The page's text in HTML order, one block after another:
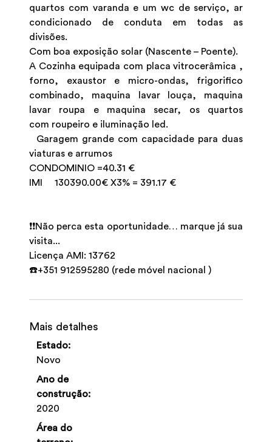
quartos com varanda e um wc de serviço, ar
condicionado de conduta em todas as
divisões.
Com boa exposição solar (Nascente – Poente).
A Cozinha equipada com placa vitrocerâmica ,
forno, exaustor e micro-ondas, frigorifico
combinado, maquina lavar louça, maquina
lavar roupa e maquina secar, os quartos
com roupeiro e iluminação led.
Garagem grande com capacidade para duas
viaturas e arrumos
CONDOMINIO =40.31 €
IMI 130390.00€ X3% = 391.17 €
❗️❗️Não perca esta oportunidade… marque já sua
visita...
Licença AMI: 13762
☎️+351 912595280 (rede móvel nacional )
Mais detalhes
Estado:
Novo
Ano de
construção:
2020
Área do